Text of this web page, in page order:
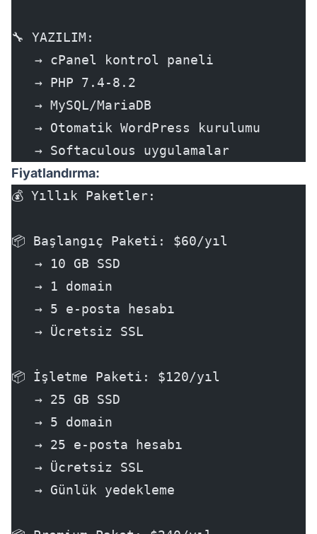
🔧 YAZILIM:
   → cPanel kontrol paneli
   → PHP 7.4-8.2
   → MySQL/MariaDB
   → Otomatik WordPress kurulumu
   → Softaculous uygulamalar
Fiyatlandırma:
💰 Yıllık Paketler:
📦 Başlangıç Paketi: $60/yıl
   → 10 GB SSD
   → 1 domain
   → 5 e-posta hesabı
   → Ücretsiz SSL
📦 İşletme Paketi: $120/yıl
   → 25 GB SSD
   → 5 domain
   → 25 e-posta hesabı
   → Ücretsiz SSL
   → Günlük yedekleme